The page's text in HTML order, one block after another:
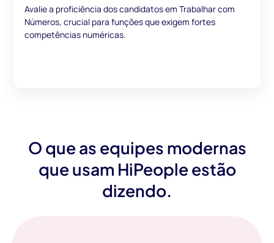
Avalie a proficiência dos candidatos em Trabalhar com
Números, crucial para funções que exigem fortes
competências numéricas.
O que as equipes modernas
que usam HiPeople estão
dizendo.